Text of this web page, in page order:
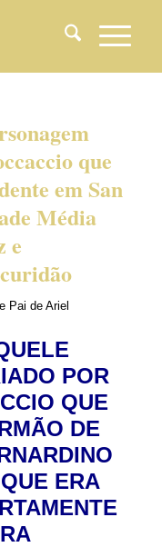
que
em San
Média
e
Pai de Ariel
POR
QUE
DE
ERA